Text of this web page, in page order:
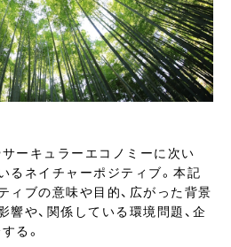
ーキュラーエコノミーに次い
るネイチャーポジティブ。本記
ィブの意味や目的、広がった背景
響や、関係している環境問題、企
る。